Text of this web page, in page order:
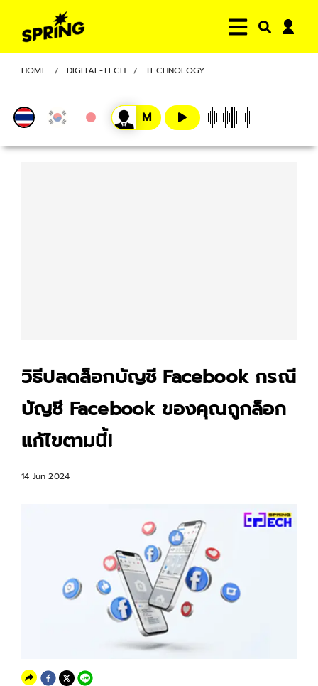
HOME DIGITAL-TECH TECHNOLOGY
วิธีปลดล็อกบัญชี Facebook กรณี
บัญชี Facebook ของคุณถูกล็อก
แก้ไขตามนี้!
14 Jun 2024